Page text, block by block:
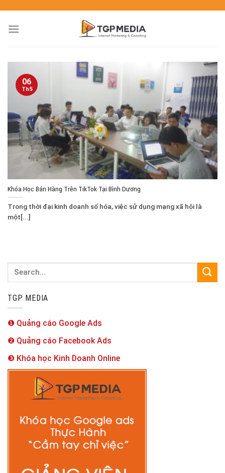
Khóa Học Bán Hàng Trên TikTok Tại Bình Dương
Trong thời đại kinh doanh số hóa, việc sử dụng mạng xã hội là
một[...]
06
Th5
TGP MEDIA
❶ Quảng cáo Google Ads
❷ Quảng cáo Facebook Ads
❸ Khóa học Kinh Doanh Online